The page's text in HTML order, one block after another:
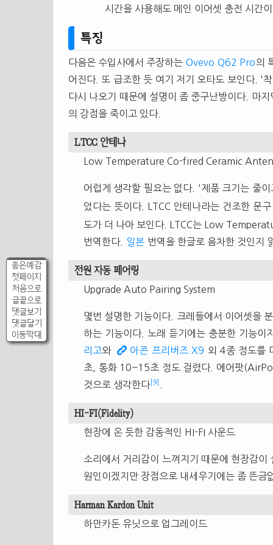
좋은예감
첫페이지
처음으로
글끝으로
댓글보기
댓글달기
이동막대
시간을 사용해도 메인 이어셋 충전 시간
특징
다음은 수입사에서 주장하는 Ovevo Q62 Pro의
어진다. 또 급조한 듯 여기 저기 오타도 보인다. '
다시 나오기 때문에 설명이 좀 중구난방이다. 마
의 강점을 죽이고 있다.
LTCC 안테나
Low Temperature Co-fired Ceramic
어럽게 생각할 필요는 없다. '제품 크기는 줄
었다는 뜻이다. LTCC 안테나라는 건조한 문
도가 더 나아 보인다. LTCC는 Low
번역한다.
일본 번역을 한글로 음차한 것인지
전원 자동 페어링
Upgrade Auto Pairing System
몇번 설명한 기능이다. 크레들에서 이어셋을
하는 기능이다. 노래 듣기에는 충분한 기능
리고와 아콘 프리버즈 X9 외 4종 정도를
초, 통화 10~15초 정도 걸렸다. 에어팟
것으로 생각한다 [9]
HI-FI(Fidelity)
현장에 온 듯한 감동적인 HI-FI 사운드
소리에서 거리감이 느껴지기 때문에 현장감
원인이겠지만 장점으로 내세우기에는 좀 뜬금
Harman Kardon Unit
하만카돈 유닛으로 업그레이드